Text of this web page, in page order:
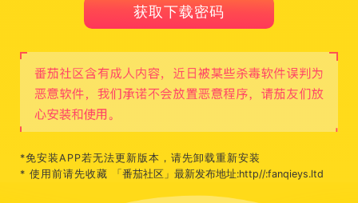
获取下载密码
*免安装APP若无法更新版本，请先卸载重新安装
* 使用前请先收藏 「番茄社区」最新发布地址:http//:fanqieys.ltd